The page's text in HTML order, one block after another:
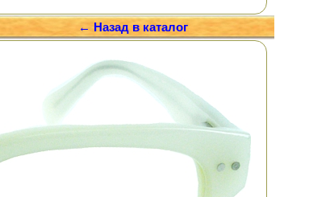
← Назад в каталог